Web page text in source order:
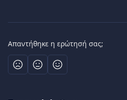
Απαντήθηκε η ερώτησή σας;